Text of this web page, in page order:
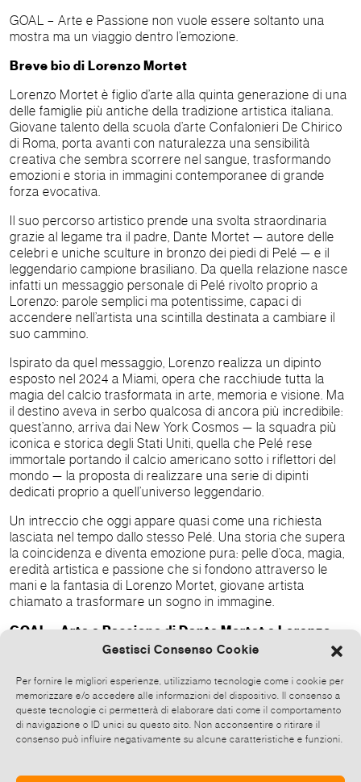
Gestisci Consenso Cookie
Per fornire le migliori esperienze, utilizziamo tecnologie come i cookie per
memorizzare e/o accedere alle informazioni del dispositivo. Il consenso a
queste tecnologie ci permetterà di elaborare dati come il comportamento
di navigazione o ID unici su questo sito. Non acconsentire o ritirare il
consenso può influire negativamente su alcune caratteristiche e funzioni.
GOAL – Arte e Passione non vuole essere soltanto una
mostra ma un viaggio dentro l’emozione.
Breve bio di Lorenzo Mortet
Lorenzo Mortet è figlio d’arte alla quinta generazione di una
delle famiglie più antiche della tradizione artistica italiana.
Giovane talento della scuola d’arte Confalonieri De Chirico
di Roma, porta avanti con naturalezza una sensibilità
creativa che sembra scorrere nel sangue, trasformando
emozioni e storia in immagini contemporanee di grande
forza evocativa.
Il suo percorso artistico prende una svolta straordinaria
grazie al legame tra il padre, Dante Mortet — autore delle
celebri e uniche sculture in bronzo dei piedi di Pelé — e il
leggendario campione brasiliano. Da quella relazione nasce
infatti un messaggio personale di Pelé rivolto proprio a
Lorenzo: parole semplici ma potentissime, capaci di
accendere nell’artista una scintilla destinata a cambiare il
suo cammino.
Ispirato da quel messaggio, Lorenzo realizza un dipinto
esposto nel 2024 a Miami, opera che racchiude tutta la
magia del calcio trasformata in arte, memoria e visione. Ma
il destino aveva in serbo qualcosa di ancora più incredibile:
quest’anno, arriva dai New York Cosmos — la squadra più
iconica e storica degli Stati Uniti, quella che Pelé rese
immortale portando il calcio americano sotto i riflettori del
mondo — la proposta di realizzare una serie di dipinti
dedicati proprio a quell’universo leggendario.
Un intreccio che oggi appare quasi come una richiesta
lasciata nel tempo dallo stesso Pelé. Una storia che supera
la coincidenza e diventa emozione pura: pelle d’oca, magia,
eredità artistica e passione che si fondono attraverso le
mani e la fantasia di Lorenzo Mortet, giovane artista
chiamato a trasformare un sogno in immagine.
GOAL – Arte e Passione di Dante Mortet e Lorenzo
10-17 giugno 2026 - Palazzo Firenze – Società Dante
Alighieri
Piazza di Firenze 27, Roma